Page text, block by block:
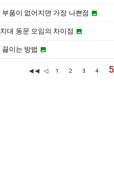
품이 없어지면 가장 나쁜점 
대 동문 모임의 차이점 
이는 방법 
◀◀ ◁ 1 2 3 4